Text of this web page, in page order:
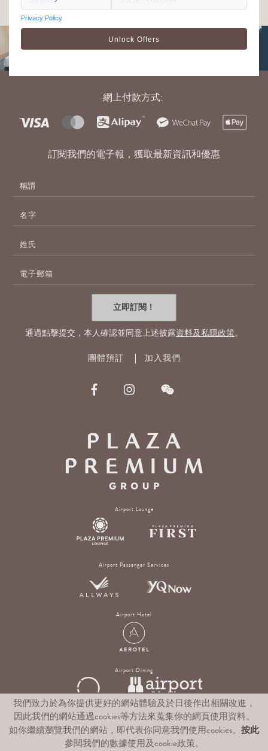
網上付款方式:
訂閱我們的電子報，獲取最新資訊和優惠
郵
寄
地
址
立即訂閱！
通過點擊提交，本人確認並同意上述披露資料及私隱政策。
團體預訂 加入我們
Airport Lounge
Airport Passenger Services
Airport Hotel
Airport Dining
Digital Experience & Rewards Platform
我們致力於為你提供更好的網站體驗及於日後作出相關改進，
因此我們的網站通過cookies等方法來蒐集你的網頁使用資料。
如你繼續瀏覽我們的網站，即代表你同意我們使用cookies。 按此
參閱我們的數據使用及cookie政策。